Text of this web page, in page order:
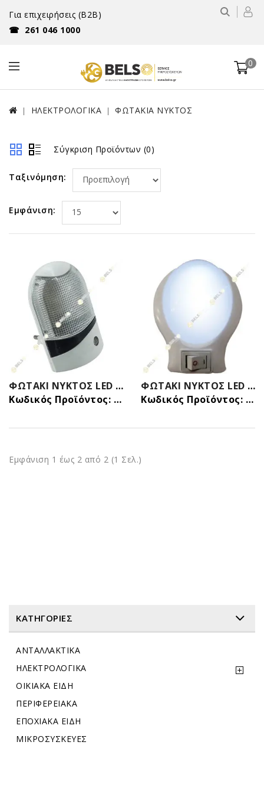
Για επιχειρήσεις (B2B)
☎ 261 046 1000
0
ΗΛΕΚΤΡΟΛΟΓΙΚΑ ΦΩΤΑΚΙΑ ΝΥΚΤΟΣ
Σύγκριση Προϊόντων (0)
Ταξινόμηση:
Εμφάνιση:
ΦΩΤΑΚΙ ΝΥΚΤΟΣ LED ΜΕ ΑΙΣΘΗΤΗΡΑ (ΦΩΤΟΚΥΤΤΑΡΟ)
Κωδικός Προϊόντος: 259899099
ΦΩΤΑΚΙ ΝΥΚΤΟΣ LED ΜΕ ΔΙΑΚΟΠΤΗ ON-OFF ΨΥΧΡΟΥ ΦΩΤΙΣΜΟΥ 0,5w
Κωδικός Προϊόντος: 259899082
Εμφάνιση 1 έως 2 από 2 (1 Σελ.)
ΚΑΤΗΓΟΡΊΕΣ
ΑΝΤΑΛΛΑΚΤΙΚΑ
ΗΛΕΚΤΡΟΛΟΓΙΚΑ
ΟΙΚΙΑΚΑ ΕΙΔΗ
ΠΕΡΙΦΕΡΕΙΑΚΑ
ΕΠΟΧΙΑΚΑ ΕΙΔΗ
ΜΙΚΡΟΣΥΣΚΕΥΕΣ